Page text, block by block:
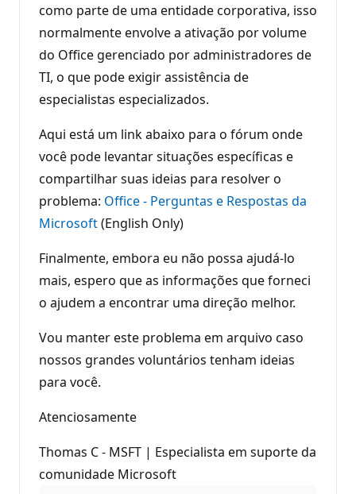
como parte de uma entidade corporativa, isso
normalmente envolve a ativação por volume
do Office gerenciado por administradores de
TI, o que pode exigir assistência de
especialistas especializados.
Aqui está um link abaixo para o fórum onde
você pode levantar situações específicas e
compartilhar suas ideias para resolver o
problema: Office - Perguntas e Respostas da
Microsoft(English Only)
Finalmente, embora eu não possa ajudá-lo
mais, espero que as informações que forneci
o ajudem a encontrar uma direção melhor.
Vou manter este problema em arquivo caso
nossos grandes voluntários tenham ideias
para você.
Atenciosamente
Thomas C - MSFT | Especialista em suporte da
comunidade Microsoft